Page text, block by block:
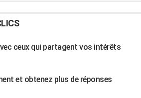
ceux qui partagent vos intérêts
et obtenez plus de réponses